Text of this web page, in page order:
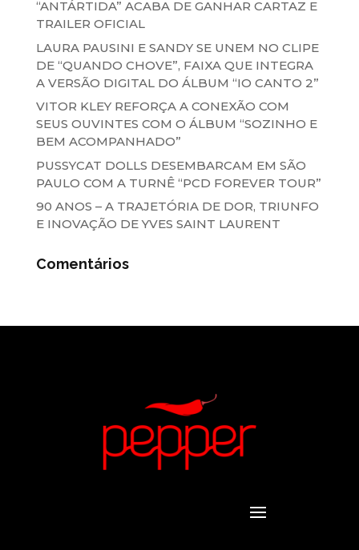
“ANTÁRTIDA” ACABA DE GANHAR CARTAZ E
TRAILER OFICIAL
LAURA PAUSINI E SANDY SE UNEM NO CLIPE
DE “QUANDO CHOVE”, FAIXA QUE INTEGRA
A VERSÃO DIGITAL DO ÁLBUM “IO CANTO 2”
VITOR KLEY REFORÇA A CONEXÃO COM
SEUS OUVINTES COM O ÁLBUM “SOZINHO E
BEM ACOMPANHADO”
PUSSYCAT DOLLS DESEMBARCAM EM SÃO
PAULO COM A TURNÊ “PCD FOREVER TOUR”
90 ANOS – A TRAJETÓRIA DE DOR, TRIUNFO
E INOVAÇÃO DE YVES SAINT LAURENT
Comentários